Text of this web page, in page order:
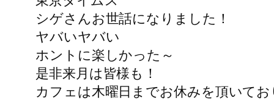
シゲさんお世話になりました！
ヤバいヤバい
ホントに楽しかった～
是非来月は皆様も！
カフェは木曜日までお休みを頂いて